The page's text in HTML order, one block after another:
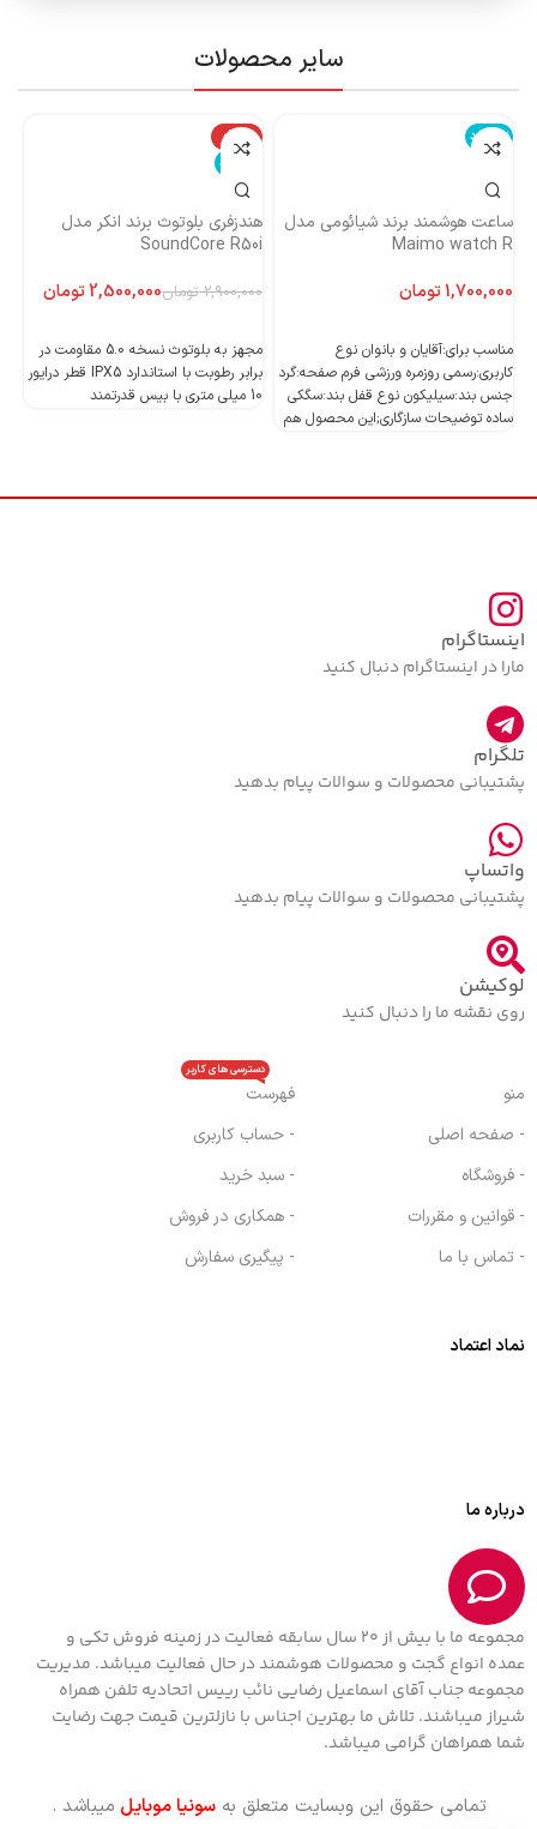
سایر محصولات
ناموجود
ساعت هوشمند برند شیائومی مدل
Maimo watch R
تومان
مناسب برای:آقایان و بانوان نوع
کاربری:رسمی روزمره ورزشی فرم صفحه:گرد
جنس بند:سیلیکون نوع قفل بند:سگکی
ساده توضیحات سازگاری;این محصول هم
-14%
ناموجود
هندزفری بلوتوث برند انکر مدل
SoundCore R50i
2,900,000 تومان2,500,000تومان
مجهز به بلوتوث نسخه 5.0 مقاومت در
برابر رطوبت با استاندارد IPX5 قطر درایور
10 میلی متری با بیس قدرتمند
اینستاگرام
مارا در اینستاگرام دنبال کنید
تلگرام
پشتیبانی محصولات و سوالات پیام بدهید
واتساپ
پشتیبانی محصولات و سوالات پیام بدهید
لوکیشن
روی نقشه ما را دنبال کنید
منو
- صفحه اصلی
- فروشگاه
- قوانین و مقررات
- تماس با ما
فهرست
دسترسی های کاربر
- حساب کاربری
- سبد خرید
- همکاری در فروش
- پیگیری سفارش
نماد اعتماد
درباره ما
مجموعه ما با بیش از 20 سال سابقه فعالیت در زمینه فروش تکی و
عمده انواع گجت و محصولات هوشمند در حال فعالیت میباشد. مدیریت
مجموعه جناب آقای اسماعیل رضایی نائب رییس اتحادیه تلفن همراه
شیراز میباشند. تلاش ما بهترین اجناس با نازلترین قیمت جهت رضایت
شما همراهان گرامی میباشد.
تمامی حقوق این وبسایت متعلق بهسونیا موبایل میباشد .